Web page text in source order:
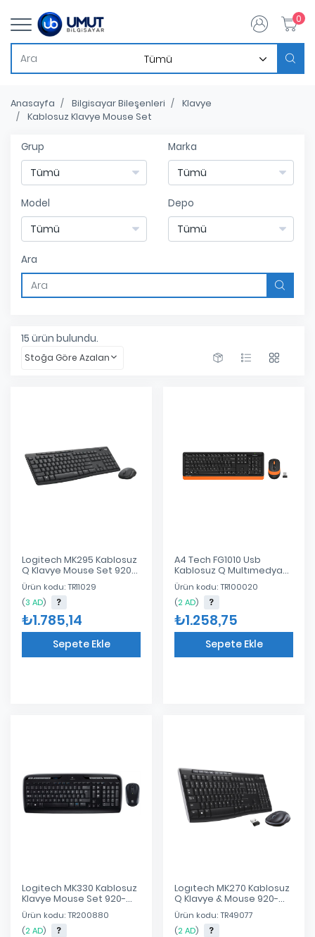
0
Anasayfa Bilgisayar Bileşenleri
Klavye
Kablosuz Klavye Mouse Set
Grup Marka
Model Depo
Ara
15 ürün bulundu.
Stoğa Göre Azalan
Logitech MK295 Kablosuz
Q Klavye Mouse Set 920-
009804
Ürün kodu: TR11029
(3 AD)
₺1.785,14
Sepete Ekle
A4 Tech FG1010 Usb
Kablosuz Q Multımedya
Klavye + Mouse Set
Turuncu
Ürün kodu: TR100020
(2 AD)
₺1.258,75
Sepete Ekle
Logitech MK330 Kablosuz
Klavye Mouse Set 920-
003988
Ürün kodu: TR200880
(2 AD)
Logıtech MK270 Kablosuz
Q Klavye & Mouse 920-
004525
Ürün kodu: TR49077
(2 AD)